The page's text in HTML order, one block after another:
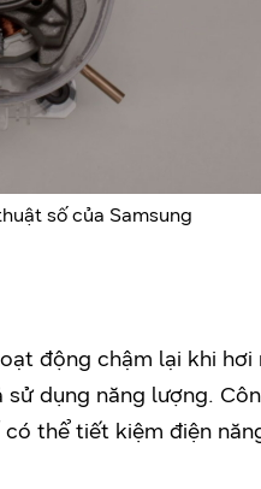
số của Samsung
động chậm lại khi
dụng năng lượng.
thể tiết kiệm điện